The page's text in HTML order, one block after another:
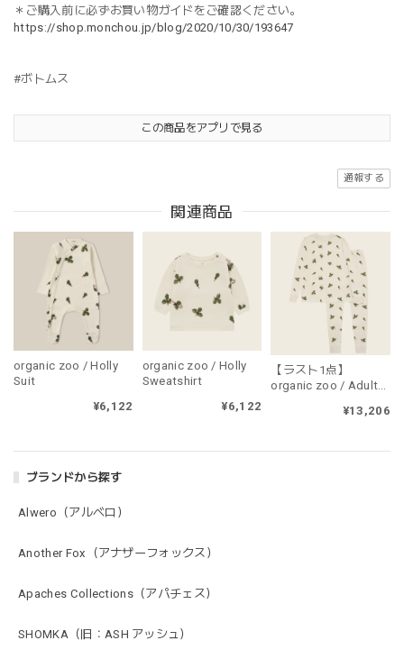
ブランドから探す
Alwero（アルベロ）
Another Fox（アナザーフォックス）
Apaches Collections（アパチェス）
SHOMKA（旧：ASH アッシュ）
＊ご購入前に必ずお買い物ガイドをご確認ください。
https://shop.monchou.jp/blog/2020/10/30/193647
#ボトムス
この商品をアプリで見る
通報する
関連商品
organic zoo / Holly
Suit
¥6,122
organic zoo / Holly
Sweatshirt
¥6,122
【ラスト1点】
organic zoo / Adult
上下セット販売）¥13,206